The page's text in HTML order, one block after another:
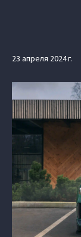
23 апреля 2024 г.